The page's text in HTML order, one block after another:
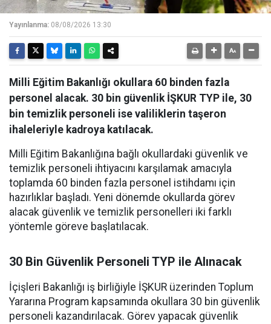
Yayınlanma: 08/08/2026 13:30
Milli Eğitim Bakanlığı okullara 60 binden fazla
personel alacak. 30 bin güvenlik İŞKUR TYP ile, 30
bin temizlik personeli ise valiliklerin taşeron
ihaleleriyle kadroya katılacak.
Milli Eğitim Bakanlığına bağlı okullardaki güvenlik ve
temizlik personeli ihtiyacını karşılamak amacıyla
toplamda 60 binden fazla personel istihdamı için
hazırlıklar başladı. Yeni dönemde okullarda görev
alacak güvenlik ve temizlik personelleri iki farklı
yöntemle göreve başlatılacak.
30 Bin Güvenlik Personeli TYP ile Alınacak
İçişleri Bakanlığı iş birliğiyle İŞKUR üzerinden Toplum
Yararına Program kapsamında okullara 30 bin güvenlik
personeli kazandırılacak. Görev yapacak güvenlik